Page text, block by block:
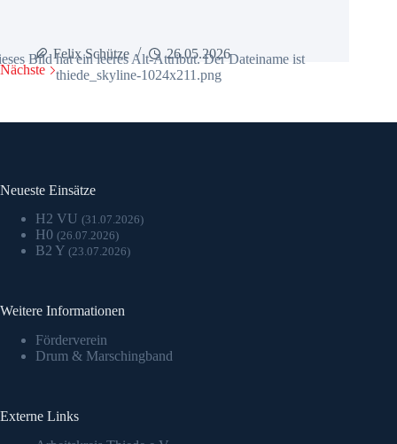
Felix Schütze
26.05.2026
Nächste
Neueste Einsätze
H2 VU (31.07.2026)
H0 (26.07.2026)
B2 Y (23.07.2026)
Weitere Informationen
Förderverein
Drum & Marschingband
Externe Links